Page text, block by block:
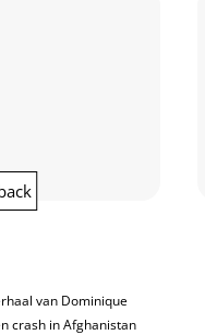
van Dominique
crash in Afghanistan